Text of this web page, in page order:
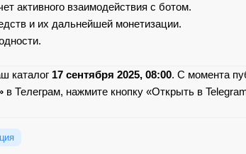
активного взаимодействия с ботом.
и их дальнейшей монетизации.
каталог 17 сентября 2025, 08:00. С момента
в Телеграм, нажмите кнопку «Открыть в